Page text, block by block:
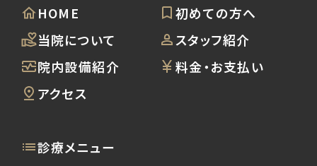
HOME
初めての方へ
当院について
スタッフ紹介
院内設備紹介
料金・お支払い
アクセス
診療メニュー